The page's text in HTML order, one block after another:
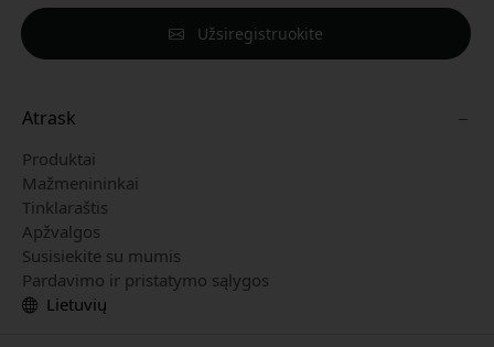
Užsiregistruokite
Atrask
Produktai
Mažmenininkai
Tinklaraštis
Apžvalgos
Susisiekite su mumis
Pardavimo ir pristatymo sąlygos
Lietuvių